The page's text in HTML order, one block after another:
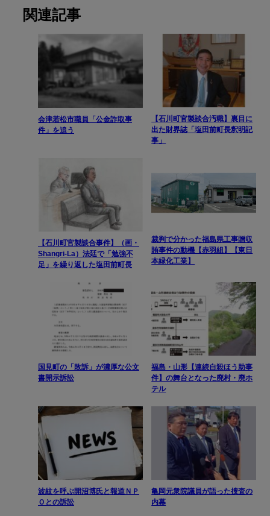
関連記事
会津若松市職員「公金詐取事
件」を追う
【石川町官製談合汚職】裏目に
出た財界誌「塩田前町長釈明記
事」
【石川町官製談合事件】（画・
Shangri-La）法廷で「勉強不
足」を繰り返した塩田前町長
裁判で分かった福島県工事贈収
賄事件の動機【赤羽組】【東日
本緑化工業】
国見町の「敗訴」が濃厚な公文
書開示訴訟
福島・山形【連続自殺ほう助事
件】の舞台となった廃村・廃ホ
テル
波紋を呼ぶ開沼博氏と報道ＮＰ
Ｏとの訴訟
亀岡元衆院議員が語った捜査の
内幕